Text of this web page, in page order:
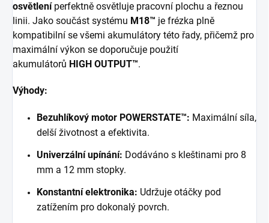
osvětleníperfektně osvětluje pracovní plochu a řeznou
linii. Jako součást systému M18™ je frézka plně
kompatibilní se všemi akumulátory této řady, přičemž pro
maximální výkon se doporučuje použití
akumulátorů HIGH OUTPUT™.
Výhody:
Bezuhlíkový motor POWERSTATE™: Maximální síla,
delší životnost a efektivita.
Univerzální upínání: Dodáváno s kleštinami pro 8
mm a 12 mm stopky.
Konstantní elektronika: Udržuje otáčky pod
zatížením pro dokonalý povrch.